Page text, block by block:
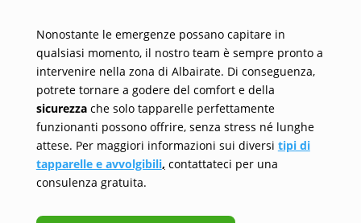
Nonostante le emergenze possano capitare in
qualsiasi momento, il nostro team è sempre pronto a
intervenire nella zona di Albairate. Di conseguenza,
potrete tornare a godere del comfort e della
sicurezzache solo tapparelle perfettamente
funzionanti possono offrire, senza stress né lunghe
attese. Per maggiori informazioni sui diversi tipi di
tapparelle e avvolgibili, contattateci per una
consulenza gratuita.